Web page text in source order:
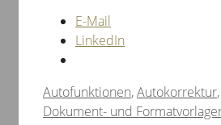
E-Mail
LinkedIn
Kategorien
Autofunktionen,Autokorrektur,
Dokument- und